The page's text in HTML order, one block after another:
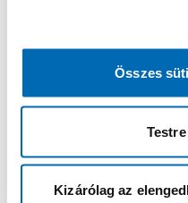
Összes
Kizárólag az